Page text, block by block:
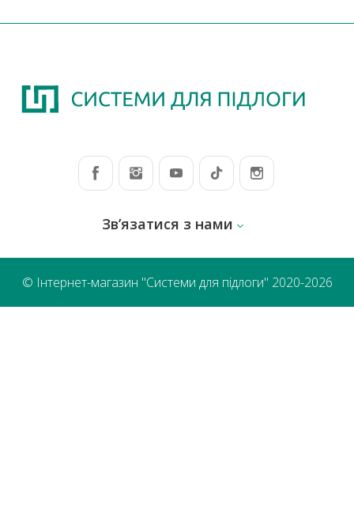
Зв’язатися з нами
© Інтернет-магазин "Системи для підлоги" 2020-2026